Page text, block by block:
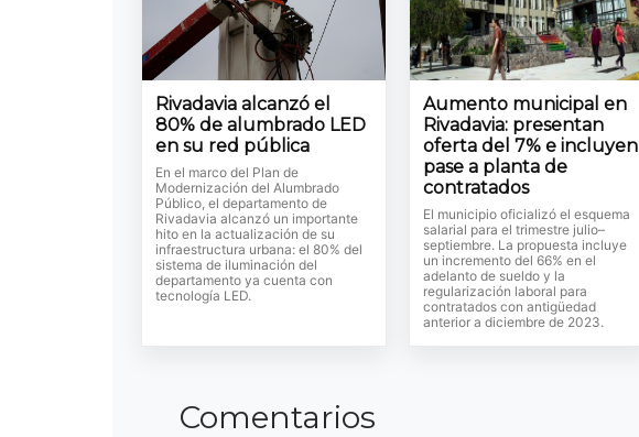
Rivadavia alcanzó el
80% de alumbrado LED
en su red pública
En el marco del Plan de
Modernización del Alumbrado
Público, el departamento de
Rivadavia alcanzó un importante
hito en la actualización de su
infraestructura urbana: el 80% del
sistema de iluminación del
departamento ya cuenta con
tecnología LED.
Aumento municipal en
Rivadavia: presentan
oferta del 7% e incluyen
pase a planta de
contratados
El municipio oficializó el esquema
salarial para el trimestre julio–
septiembre. La propuesta incluye
un incremento del 66% en el
adelanto de sueldo y la
regularización laboral para
contratados con antigüedad
anterior a diciembre de 2023.
Comentarios